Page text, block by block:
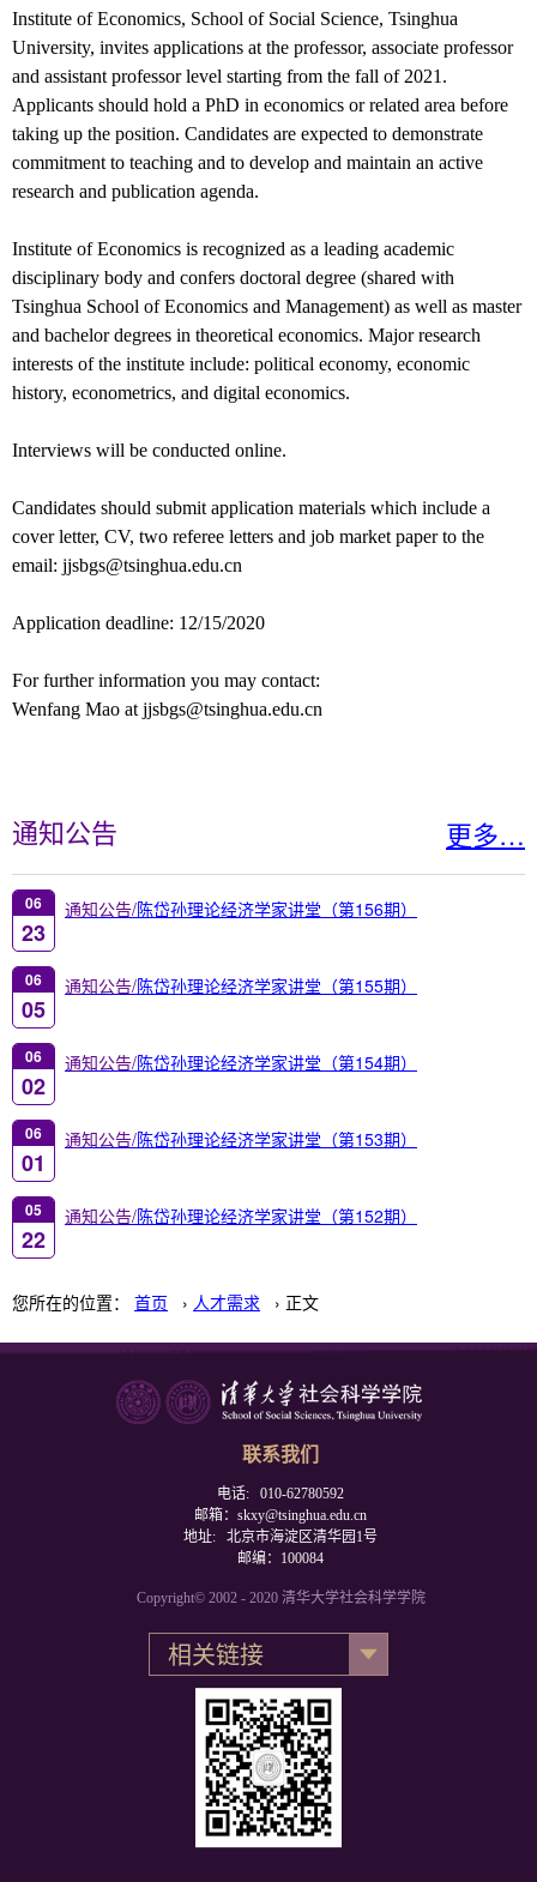
您所在的位置： 首页 › 人才需求 › 正文
通知公告 更多…
06
23
通知公告/陈岱孙理论经济学家讲堂（第156期）
06
05
通知公告/陈岱孙理论经济学家讲堂（第155期）
06
02
通知公告/陈岱孙理论经济学家讲堂（第154期）
06
01
通知公告/陈岱孙理论经济学家讲堂（第153期）
05
22
通知公告/陈岱孙理论经济学家讲堂（第152期）
Institute of Economics, School of Social Science, Tsinghua
University, invites applications at the professor, associate professor
and assistant professor level starting from the fall of 2021 .
Applicants should hold a PhD in economics or related area before
taking up the position. Candidates are expected to demonstrate
commitment to teaching and to develop and maintain an active
research and publication agenda.
Institute of Economics is recognized as a leading academic
disciplinary body and confers doctoral degree (shared with
Tsinghua School of Economics and Management) as well as master
and bachelor degrees in theoretical economics. Major research
interests of the institute include: political economy, economic
history, econometrics, and digital economics.
Interviews will be conducted online.
Candidates should submit application materials which include a
cover letter, CV, two referee letters and job market paper to the
email: jjsbgs@tsinghua.edu.cn
Application deadline: 12/15/2020
For further information you may contact:
Wenfang Mao at jjsbgs@tsinghua.edu.cn
联系我们
电话: 010-62780592
邮箱：skxy@tsinghua.edu.cn
地址: 北京市海淀区清华园1号
邮编：100084
Copyright© 2002 - 2020 清华大学社会科学学院